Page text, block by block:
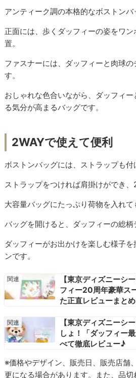
アンティーク調の本格的なボストンバ
正面には、歩くダッフィーの姿をワ
置。
ファスナーには、ダッフィーと肉球の
す。
おしゃれな色合いながら、ダッフィ
る気分が高まるバッグです。
2WAYで使えて便利
ボストンバッグには、ストラップも付
ストラップをつければ肩掛けができ、
大容量バッグにたっぷり荷物を入れて
バッグを開けると、ダッフィーの総柄
ダッフィーがお出かけを楽しむ様子
ンです。
【東京ディズニーシ
フィー20周年豪華ス
た正直レビューまとめ
【東京ディズニーシ
しょ！「ダッフィー
べて徹底レビュー♪
※価格やデザイン、販売日、販売店舗
更になる場合があります。また、品